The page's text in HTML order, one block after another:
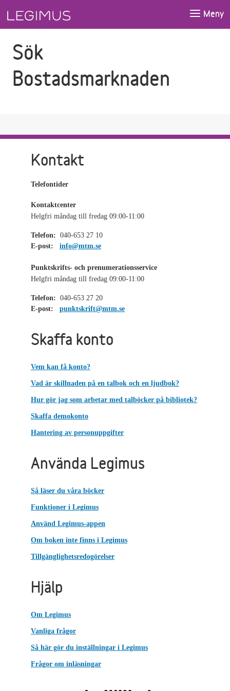
Meny
Sök
Bostadsmarknaden
Kontakt
Telefontider
Kontaktcenter
Helgfri måndag till fredag 09:00-11:00
Telefon: 040-653 27 10
E-post:
info@mtm.se
Punktskrifts- och prenumerationsservice
Helgfri måndag till fredag 09:00-11:00
Telefon: 040-653 27 20
E-post:
punktskrift@mtm.se
Skaffa konto
Vem kan få konto?
Vad är skillnaden på en talbok och en ljudbok?
Hur gör jag som arbetar med talböcker på bibliotek?
Skaffa demokonto
Hantering av personuppgifter
Använda Legimus
Så läser du våra böcker
Funktioner i Legimus
Använd Legimus-appen
Om boken inte finns i Legimus
Tillgänglighetsredogörelser
Hjälp
Om Legimus
Vanliga frågor
Så här gör du inställningar i Legimus
Frågor om inläsningar